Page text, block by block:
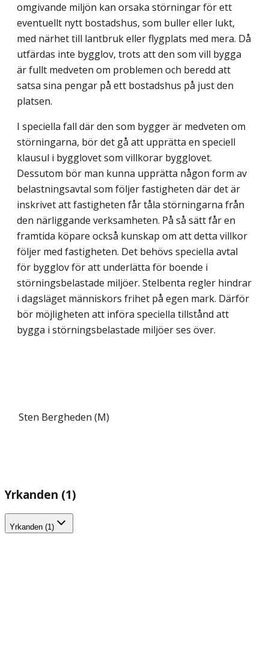
omgivande miljön kan orsaka störningar för ett
eventuellt nytt bostadshus, som buller eller lukt,
med närhet till lantbruk eller flygplats med mera. Då
utfärdas inte bygglov, trots att den som vill bygga
är fullt medveten om problemen och beredd att
satsa sina pengar på ett bostadshus på just den
platsen.
I speciella fall där den som bygger är medveten om
störningarna, bör det gå att upprätta en speciell
klausul i bygglovet som villkorar bygglovet.
Dessutom bör man kunna upprätta någon form av
belastningsavtal som följer fastigheten där det är
in­skrivet att fastigheten får tåla störningarna från
den närliggande verksamheten. På så sätt får en
framtida köpare också kunskap om att detta villkor
följer med fastigheten. Det behövs speciella avtal
för bygglov för att underlätta för boende i
störningsbelastade miljöer. Stelbenta regler hindrar
i dagsläget människors frihet på egen mark. Därför
bör möjligheten att införa speciella tillstånd att
bygga i störningsbelastade miljöer ses över.
Sten Bergheden (M)
Yrkanden (1)
Yrkanden (1)